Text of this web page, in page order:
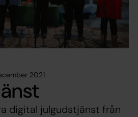
2021
digital julgudstjänst från